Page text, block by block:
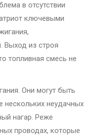
в отсутствии
ключевыми
Выход из строя
топливная смесь не
Они могут быть
нескольких неудачных
нагар. Реже
проводах, которые